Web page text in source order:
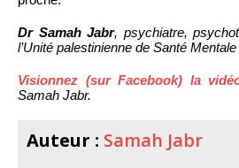
Dr Samah Jabr, psychiatre,
l’Unité palestinienne de Santé Mentale
Visionnez (sur Facebook) la
Samah Jabr.
Auteur : Samah Jabr